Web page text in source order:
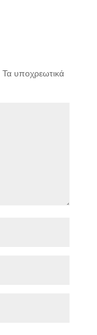
Τα υποχρεωτικά